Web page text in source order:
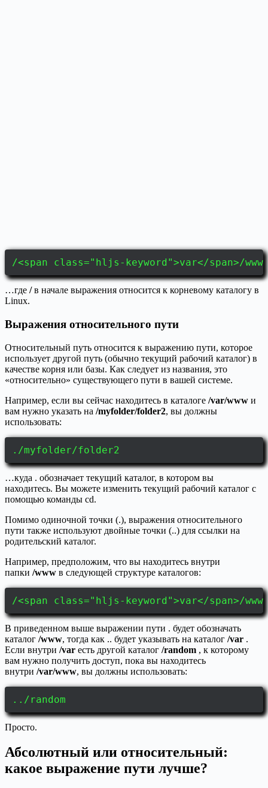
/<span class="hljs-keyword">var</span>/
…где /в начале выражения относится к корневому каталогу в
Linux.
Выражения относительного пути
Относительный путь относится к выражению пути, которое
использует другой путь (обычно текущий рабочий каталог) в
качестве корня или базы. Как следует из названия, это
«относительно» существующего пути в вашей системе.
Например, если вы сейчас находитесь в каталоге /var/www и
вам нужно указать на /myfolder/folder2, вы должны
использовать:
./myfolder/folder2
…куда . обозначает текущий каталог, в котором вы
находитесь. Вы можете изменить текущий рабочий каталог с
помощью команды cd.
Помимо одиночной точки (.), выражения относительного
пути также используют двойные точки (..) для ссылки на
родительский каталог.
Например, предположим, что вы находитесь внутри
папки /www в следующей структуре каталогов:
/<span class="hljs-keyword">var</span>/
В приведенном выше выражении пути . будет обозначать
каталог /www, тогда как .. будет указывать на каталог /var .
Если внутри /var есть другой каталог /random , к которому
вам нужно получить доступ, пока вы находитесь
внутри /var/www, вы должны использовать:
../random
Просто.
Абсолютный или относительный:
какое выражение пути лучше?